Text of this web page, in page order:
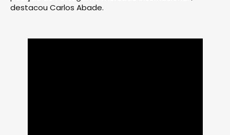
destacou Carlos Abade.